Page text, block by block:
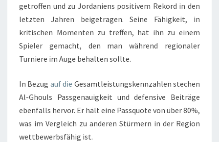
getroffen und zu Jordaniens positivem Rekord in den
letzten Jahren beigetragen. Seine Fähigkeit, in
kritischen Momenten zu treffen, hat ihn zu einem
Spieler gemacht, den man während regionaler
Turniere im Auge behalten sollte.
In Bezug auf die Gesamtleistungskennzahlen stechen
Al-Ghouls Passgenauigkeit und defensive Beiträge
ebenfalls hervor. Er hält eine Passquote von über 80%,
was im Vergleich zu anderen Stürmern in der Region
wettbewerbsfähig ist.